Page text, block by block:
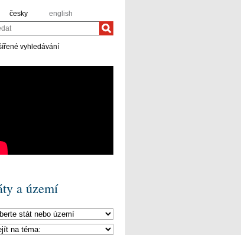
česky english
vyhledávání
a území